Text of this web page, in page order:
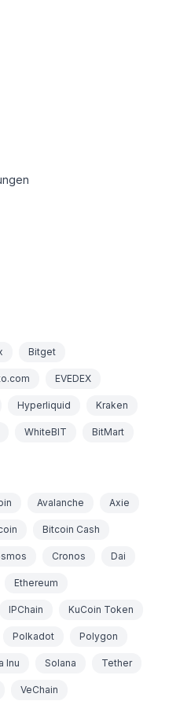
Bitget
EVEDEX
Hyperliquid Kraken
WhiteBIT BitMart
Avalanche Axie
Bitcoin Cash
Cronos Dai
Ethereum
IPChain KuCoin Token
Polkadot Polygon
Inu Solana Tether
VeChain